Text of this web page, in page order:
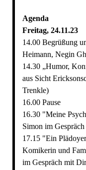
Agenda
Freitag, 24.11.23
14.00 Begrüßung
Heimann, Negin
14.30 „Humor,
aus Sicht
Trenkle)
16.00 Pause
16.30 "Meine
Simon im
17.15 "Ein
Komikerin und
im Gespräch mit